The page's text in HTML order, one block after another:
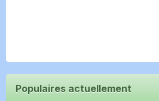
Populaires actuellement